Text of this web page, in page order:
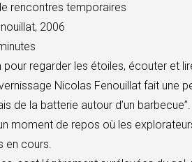
rencontres temporaires
2006
pour regarder les étoiles, écouter et
Nicolas Fenouillat fait une
de la batterie autour d’un
moment de repos où les
en cours.